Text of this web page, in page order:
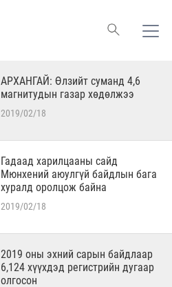
АРХАНГАЙ: Өлзийт суманд 4,6
магнитудын газар хөдөлжээ
2019/02/18
Гадаад харилцааны сайд
Мюнхений аюулгүй байдлын бага
хуралд оролцож байна
2019/02/18
2019 оны эхний сарын байдлаар
6,124 хүүхдэд регистрийн дугаар
олгосон